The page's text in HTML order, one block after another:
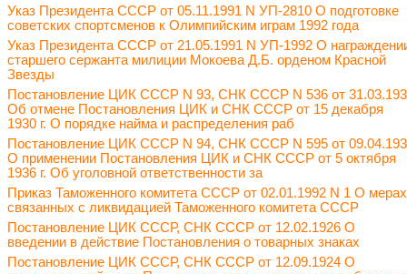
Указ Президента СССР от 05.11.1991 N УП-2810 О подготовке
советских спортсменов к Олимпийским играм 1992 года
Указ Президента СССР от 21.05.1991 N УП-1992 О
старшего сержанта милиции Мокоева Д.Б. орденом Красной
Звезды
Постановление ЦИК СССР N 93, СНК СССР N 536 от
Об отмене Постановления ЦИК и СНК СССР от 15 декабря
1930 г. О порядке найма и распределения раб
Постановление ЦИК СССР N 94, СНК СССР N 595 от
О применении Постановления ЦИК и СНК СССР от 5 октября
1936 г. Об уголовной ответственности за
Приказ Таможенного комитета СССР от 02.01.1992 N 1 О
связанных с ликвидацией Таможенного комитета СССР
Постановление ЦИК СССР, СНК СССР от 12.02.1926 О
введении в действие Постановления о товарных знаках
Постановление ЦИК СССР, СНК СССР от 12.09.1924 О